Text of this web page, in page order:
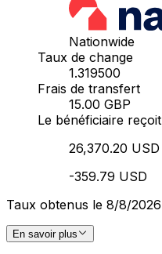
Nationwide
Taux de change
1.319500
Frais de transfert
15.00 GBP
Le bénéficiaire reçoit
26,370.20 USD
-359.79 USD
Taux obtenus le 8/8/2026
En savoir plus